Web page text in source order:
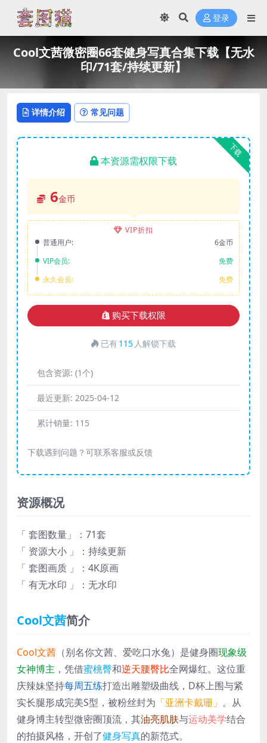
登录
Cool文茜微密圈66套健身写真合集下载【无水
印/71套/持续更新】
详情介绍 常见问题
下载
本资源需权限下载
6金币
VIP折扣
普通用户:
6金币
VIP会员:
免费
永久会员:
免费
购买下载权限
已有115 人解锁下载
包含资源: (1个)
最近更新: 2025-04-12
累计销量: 115
下载遇到问题？可联系客服或反馈
资源概况
「 套图数量」：71套
「 资源大小 」：持续更新
「 套图画质 」：4K原画
「 有无水印 」：无水印
Cool文茜简介
Cool文茜 （别名你文茜、爱吃口水兔）是健身圈现象级
女神博主 ，凭借蜜桃臀和逆天腰臀比全网爆红。这位重
庆辣妹坚持每周五练打造出雕塑级曲线，D杯上围与紧
实长腿形成完美S型，被粉丝封为 「亚洲卡戴珊」 。从
健身博主转型微密圈顶流，其油亮肌肤与运动美学结合
的拍摄风格，开创了健身写真的新范式。